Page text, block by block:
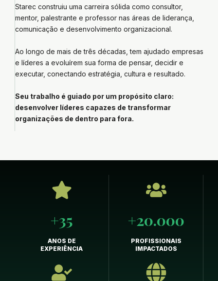
Starec construiu uma carreira sólida como consultor,
mentor, palestrante e professor nas áreas de liderança,
comunicação e desenvolvimento organizacional.
Ao longo de mais de três décadas, tem ajudado empresas
e líderes a evoluírem sua forma de pensar, decidir e
executar, conectando estratégia, cultura e resultado.
Seu trabalho é guiado por um propósito claro:
desenvolver líderes capazes de transformar
organizações de dentro para fora.
+35
ANOS DE
EXPERIÊNCIA
+20.000
PROFISSIONAIS
IMPACTADOS